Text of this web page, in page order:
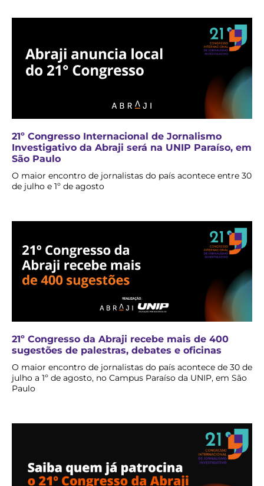
21º Congresso Internacional de Jornalismo
Investigativo da Abraji será na UNIP Paraíso, em
São Paulo
O maior encontro de jornalistas do país acontece entre 30
de julho e 1º de agosto
21º Congresso da Abraji recebe mais de 400
sugestões de palestras, debates e oficinas
O maior encontro de jornalistas do país acontece de 30 de
julho a 1º de agosto, no Campus Paraíso da UNIP, em São
Paulo